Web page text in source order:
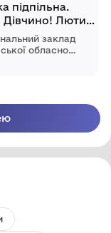
підпільна.
Дівчино! Лютий
заклад
обласної
музей"